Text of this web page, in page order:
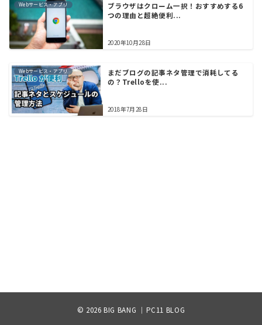
Webサービス・アプリ
ブラウザはクローム一択！おすすめする6
つの理由と超絶便利...
2020年10月28日
Webサービス・アプリ
まだブログの記事ネタ管理で消耗してる
の？Trelloを使...
2018年7月28日
© 2026 BIG BANG ｜PC11 BLOG